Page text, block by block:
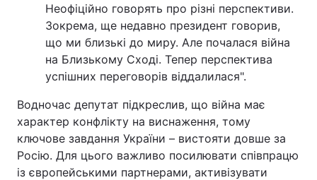
Неофіційно говорять про різні перспективи.
Зокрема, ще недавно президент говорив,
що ми близькі до миру. Але почалася війна
на Близькому Сході. Тепер перспектива
успішних переговорів віддалилася".
Водночас депутат підкреслив, що війна має
характер конфлікту на виснаження, тому
ключове завдання України – вистояти довше за
Росію. Для цього важливо посилювати співпрацю
із європейськими партнерами, активізувати